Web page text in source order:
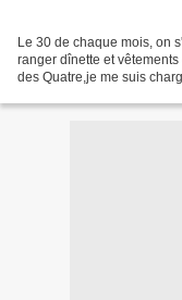
Le 30 de chaque mois, on
ranger dînette et
des Quatre,je me suis